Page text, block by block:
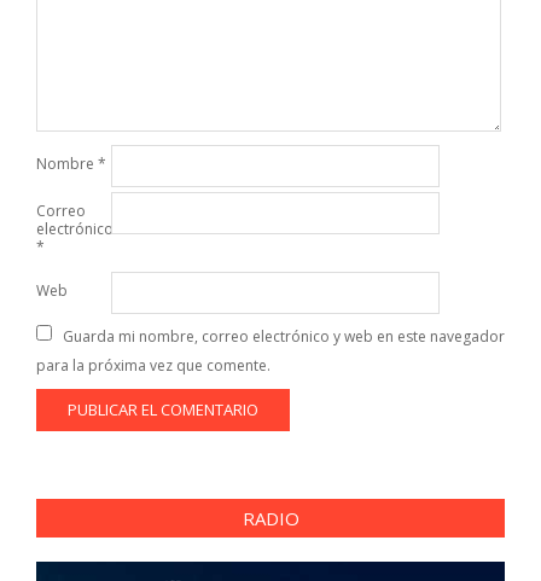
Nombre *
Correo
electrónico
*
Web
Guarda mi nombre, correo electrónico y web en este navegador
para la próxima vez que comente.
RADIO